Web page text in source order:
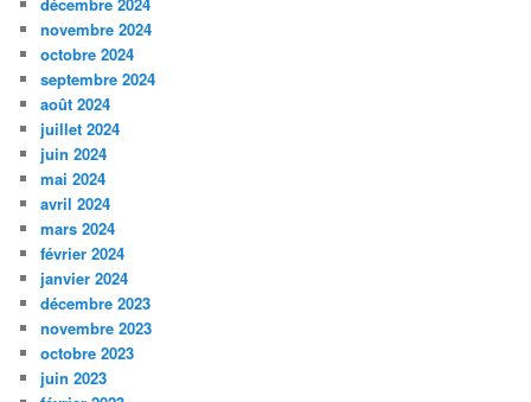
novembre 2024
octobre 2024
septembre 2024
août 2024
juillet 2024
juin 2024
mai 2024
avril 2024
mars 2024
février 2024
janvier 2024
décembre 2023
novembre 2023
octobre 2023
juin 2023